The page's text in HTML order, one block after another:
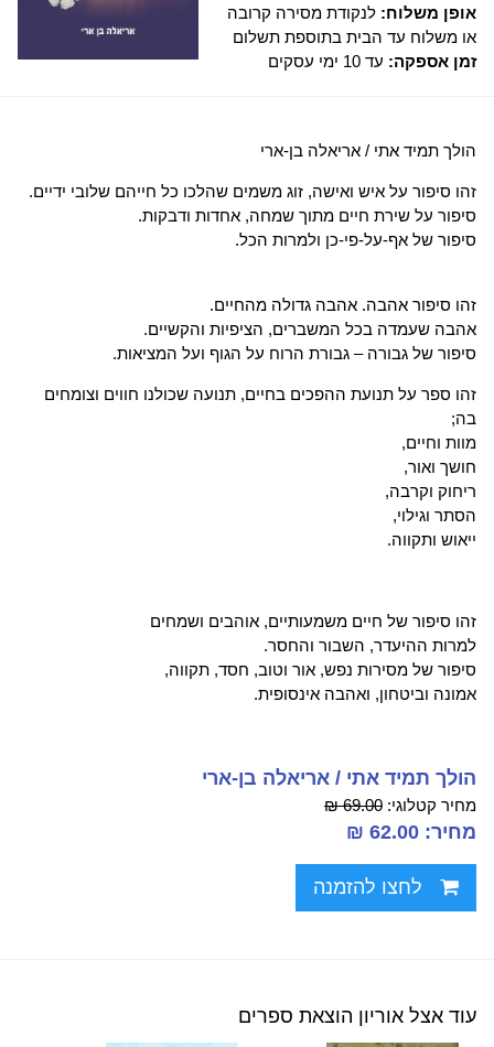
אופן משלוח: לנקודת מסירה קרובה
או משלוח עד הבית בתוספת תשלום
זמן אספקה: עד 10 ימי עסקים
הולך תמיד אתי / אריאלה בן-ארי
זהו סיפור על איש ואישה, זוג משמים שהלכו כל חייהם שלובי ידיים.
סיפור על שירת חיים מתוך שמחה, אחדות ודבקות.
סיפור של אף-על-פי-כן ולמרות הכל.
זהו סיפור אהבה. אהבה גדולה מהחיים.
אהבה שעמדה בכל המשברים, הציפיות והקשיים.
סיפור של גבורה – גבורת הרוח על הגוף ועל המציאות.
זהו ספר על תנועת ההפכים בחיים, תנועה שכולנו חווים וצומחים
בה;
מוות וחיים,
חושך ואור,
ריחוק וקרבה,
הסתר וגילוי,
ייאוש ותקווה.
זהו סיפור של חיים משמעותיים, אוהבים ושמחים
למרות ההיעדר, השבור והחסר.
סיפור של מסירות נפש, אור וטוב, חסד, תקווה,
אמונה וביטחון, ואהבה אינסופית.
הולך תמיד אתי / אריאלה בן-ארי
מחיר קטלוגי: 69.00 ₪
מחיר: 62.00 ₪
לחצו להזמנה
עוד אצל אוריון הוצאת ספרים